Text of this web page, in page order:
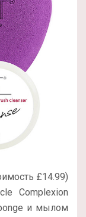
£14.99)
Complexion
и мылом